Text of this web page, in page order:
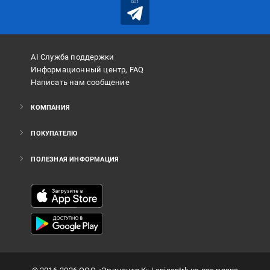
bot
AI Служба поддержки
Информационный центр, FAQ
Написать нам сообщение
КОМПАНИЯ
ПОКУПАТЕЛЮ
ПОЛЕЗНАЯ ИНФОРМАЦИЯ